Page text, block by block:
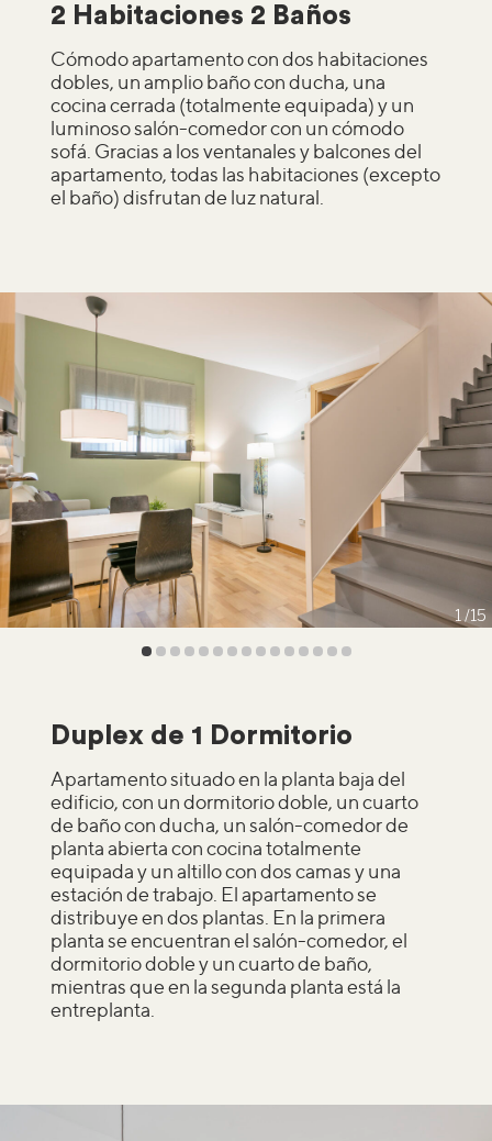
2 Habitaciones 2 Baños
Cómodo apartamento con dos habitaciones
dobles, un amplio baño con ducha, una
cocina cerrada (totalmente equipada) y un
luminoso salón-comedor con un cómodo
sofá. Gracias a los ventanales y balcones del
apartamento, todas las habitaciones (excepto
el baño) disfrutan de luz natural.
1 15
Duplex de 1 Dormitorio
Apartamento situado en la planta baja del
edificio, con un dormitorio doble, un cuarto
de baño con ducha, un salón-comedor de
planta abierta con cocina totalmente
equipada y un altillo con dos camas y una
estación de trabajo. El apartamento se
distribuye en dos plantas. En la primera
planta se encuentran el salón-comedor, el
dormitorio doble y un cuarto de baño,
mientras que en la segunda planta está la
entreplanta.